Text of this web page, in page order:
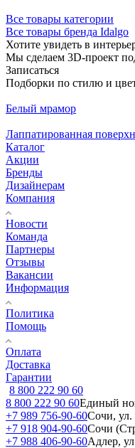
Все товары категории
Все товары бренда Idalgo
Хотите увидеть в
Мы сделаем 3D-проект
Записаться
Подборки по стилю и
Белый мрамор
Лаппатированная
Каталог
Акции
Бренды
Дизайнерам
Компания
Новости
Команда
Партнеры
Отзывы
Вакансии
Информация
Политика
Помощь
Оплата
Доставка
Гарантии
8 800 222 90 60
8 800 222 90 60Единый
+7 989 756-90-60Сочи, ул.
+7 918 904-90-60Сочи
+7 988 406-90-60Адлер,